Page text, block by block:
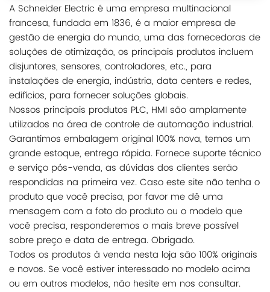
A Schneider Electric é uma empresa multinacional
francesa, fundada em 1836, é a maior empresa de
gestão de energia do mundo, uma das fornecedoras de
soluções de otimização, os principais produtos incluem
disjuntores, sensores, controladores, etc., para
instalações de energia, indústria, data centers e redes,
edifícios, para fornecer soluções globais.
Nossos principais produtos PLC, HMI são amplamente
utilizados na área de controle de automação industrial.
Garantimos embalagem original 100% nova, temos um
grande estoque, entrega rápida. Fornece suporte técnico
e serviço pós-venda, as dúvidas dos clientes serão
respondidas na primeira vez. Caso este site não tenha o
produto que você precisa, por favor me dê uma
mensagem com a foto do produto ou o modelo que
você precisa, responderemos o mais breve possível
sobre preço e data de entrega. Obrigado.
Todos os produtos à venda nesta loja são 100% originais
e novos. Se você estiver interessado no modelo acima
ou em outros modelos, não hesite em nos consultar.